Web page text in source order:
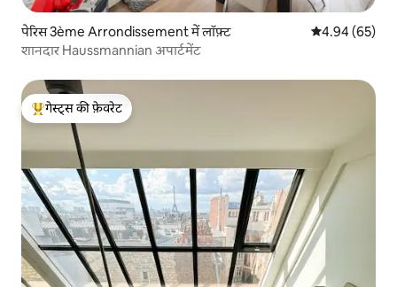
पेरिस 3ème Arrondissement में लॉफ़्ट औसत रेटिंग 5 में
4.94 (65)
शानदार Haussmannian अपार्टमेंट
गेस्ट्स का टॉप फ़ेवरेट
गेस्ट्स की फ़ेवरेट